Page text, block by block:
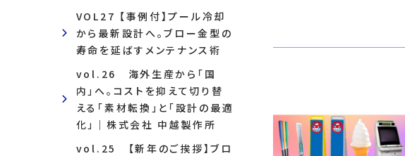
VOL27 【事例付】プール冷却
から最新設計へ。ブロー金型の
寿命を延ばすメンテナンス術
vol.26 海外生産から「国
内」へ。コストを抑えて切り替
える「素材転換」と「設計の最適
化」｜株式会社 中越製作所
vol.25 【新年のご挨拶】ブロ